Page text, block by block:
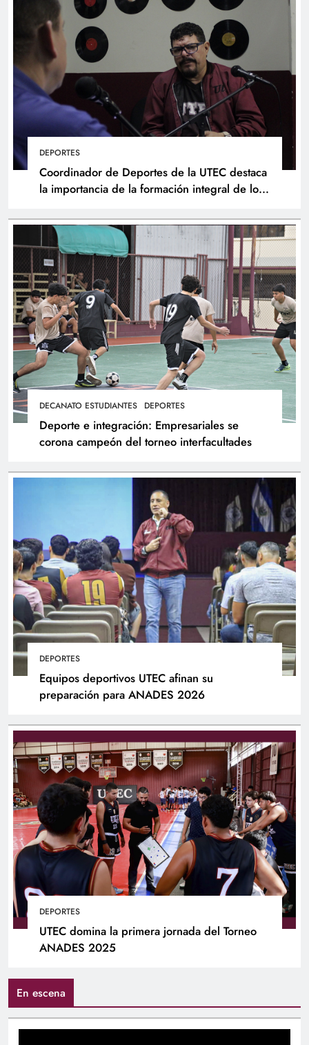
DEPORTES
Coordinador de Deportes de la UTEC destaca
la importancia de la formación integral de los
DECANATO ESTUDIANTES DEPORTES
Deporte e integración: Empresariales se
corona campeón del torneo interfacultades
DEPORTES
Equipos deportivos UTEC afinan su
preparación para ANADES 2026
DEPORTES
UTEC domina la primera jornada del Torneo
ANADES 2025
En escena